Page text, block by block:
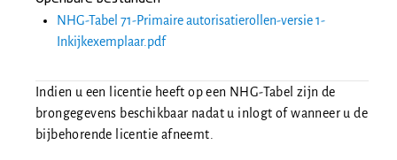
NHG-Tabel 71-Primaire autorisatierollen-versie 1-
Inkijkexemplaar.pdf
Indien u een licentie heeft op een NHG-Tabel zijn de
brongegevens beschikbaar nadat u inlogt of wanneer u de
bijbehorende licentie afneemt.